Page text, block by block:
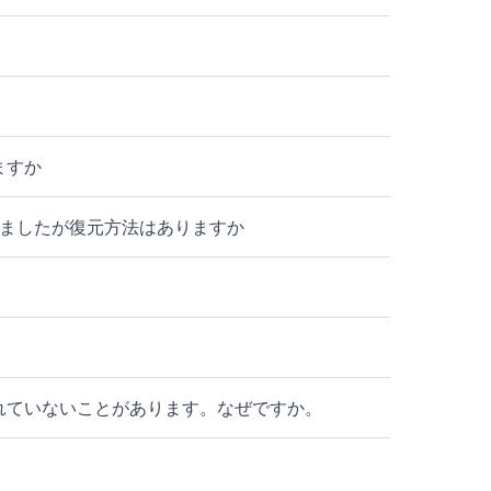
すか
したが復元方法はありますか
いないことがあります。なぜですか。